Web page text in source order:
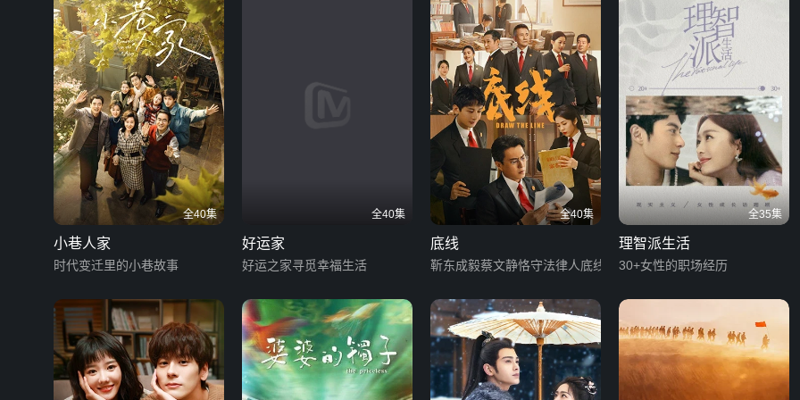
全40集
小巷人家
时代变迁里的小巷故事
全40集
好运家
好运之家寻觅幸福生活
全40集
底线
靳东成毅蔡文静恪守法律人底线
全35集
理智派生活
30+女性的职场经历